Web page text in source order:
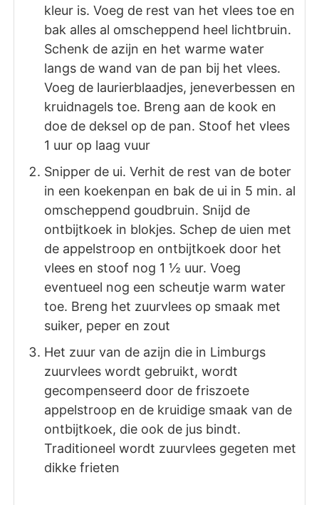
kleur is. Voeg de rest van het vlees toe en
bak alles al omscheppend heel lichtbruin.
Schenk de azijn en het warme water
langs de wand van de pan bij het vlees.
Voeg de laurierblaadjes, jeneverbessen en
kruidnagels toe. Breng aan de kook en
doe de deksel op de pan. Stoof het vlees
1 uur op laag vuur
Snipper de ui. Verhit de rest van de boter
in een koekenpan en bak de ui in 5 min. al
omscheppend goudbruin. Snijd de
ontbijtkoek in blokjes. Schep de uien met
de appelstroop en ontbijtkoek door het
vlees en stoof nog 1 ½ uur. Voeg
eventueel nog een scheutje warm water
toe. Breng het zuurvlees op smaak met
suiker, peper en zout
Het zuur van de azijn die in Limburgs
zuurvlees wordt gebruikt, wordt
gecompenseerd door de friszoete
appelstroop en de kruidige smaak van de
ontbijtkoek, die ook de jus bindt.
Traditioneel wordt zuurvlees gegeten met
dikke frieten